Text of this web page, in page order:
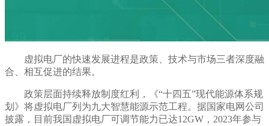
虚拟电厂的快速发展进程是政策、技术与市场三者深度融
合、相互促进的结果。
政策层面持续释放制度红利，《“十四五”现代能源体系规
划》将虚拟电厂列为九大智慧能源示范工程。据国家电网公司
披露，目前我国虚拟电厂可调节能力已达12GW，2023年参与